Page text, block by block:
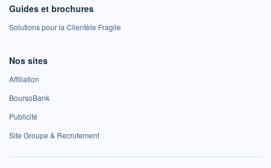
Guides et brochures
Solutions pour la Clientèle Fragile
Nos sites
Affiliation
BoursoBank
Publicité
Site Groupe & Recrutement